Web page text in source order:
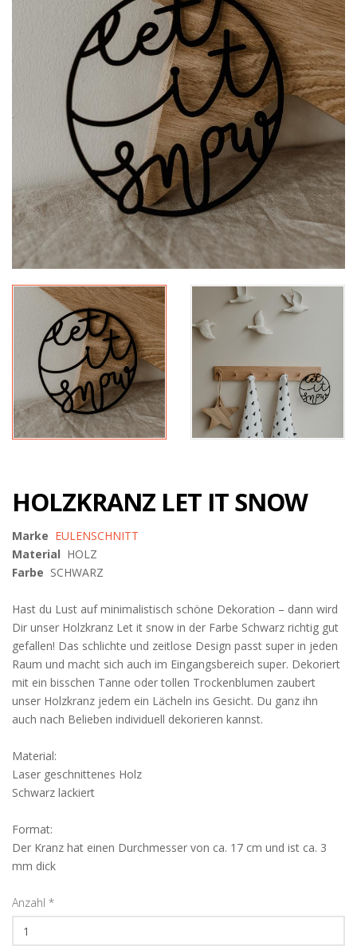
HOLZKRANZ LET IT SNOW
Marke EULENSCHNITT
Material HOLZ
Farbe SCHWARZ
Hast du Lust auf minimalistisch schöne Dekoration – dann wird
Dir unser Holzkranz Let it snow in der Farbe Schwarz richtig gut
gefallen! Das schlichte und zeitlose Design passt super in jeden
Raum und macht sich auch im Eingangsbereich super. Dekoriert
mit ein bisschen Tanne oder tollen Trockenblumen zaubert
unser Holzkranz jedem ein Lächeln ins Gesicht. Du ganz ihn
auch nach Belieben individuell dekorieren kannst.
Material:
Laser geschnittenes Holz
Schwarz lackiert
Format:
Der Kranz hat einen Durchmesser von ca. 17 cm und ist ca. 3
mm dick
Anzahl *